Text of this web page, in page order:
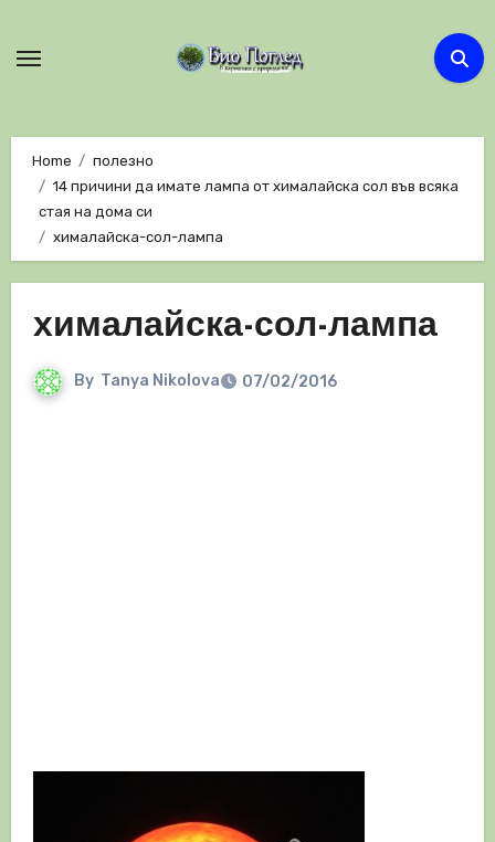
Home
полезно
14 причини да имате лампа от хималайска сол във всяка
стая на дома си
хималайска-сол-лампа
хималайска-сол-лампа
By Tanya Nikolova 07/02/2016